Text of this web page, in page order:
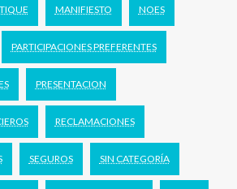
MANIFIESTO NOES
PARTICIPACIONES PREFERENTES
PRESENTACION
RECLAMACIONES
SEGUROS SIN CATEGORÍA